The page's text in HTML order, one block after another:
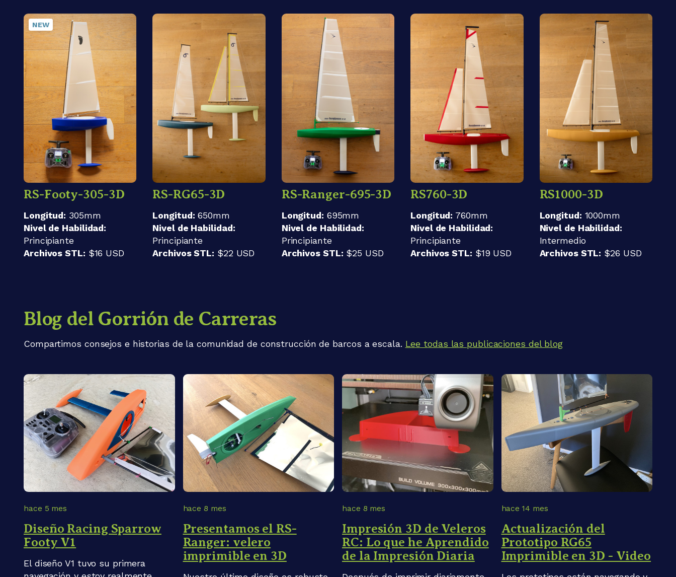
NEW
RS-Footy-305-3D
Longitud: 305mm
Nivel de Habilidad:
Principiante
Archivos STL: $16 USD
RS-RG65-3D
Longitud: 650mm
Nivel de Habilidad:
Principiante
Archivos STL: $22 USD
RS-Ranger-695-3D
Longitud: 695mm
Nivel de Habilidad:
Principiante
Archivos STL: $25 USD
RS760-3D
Longitud: 760mm
Nivel de Habilidad:
Principiante
Archivos STL: $19 USD
RS1000-3D
Longitud: 1000mm
Nivel de Habilidad:
Intermedio
Archivos STL: $26 USD
Blog del Gorrión de Carreras
Compartimos consejos e historias de la comunidad de construcción de barcos a escala. Lee todas las publicaciones del blog
hace 5 mes
Diseño Racing Sparrow
Footy V1
El diseño V1 tuvo su primera
hace 8 mes
Presentamos el RS-
Ranger: velero
imprimible en 3D
hace 8 mes
Impresión 3D de Veleros
RC: Lo que he Aprendido
de la Impresión Diaria
hace 14 mes
Actualización del
Prototipo RG65
Imprimible en 3D - Video